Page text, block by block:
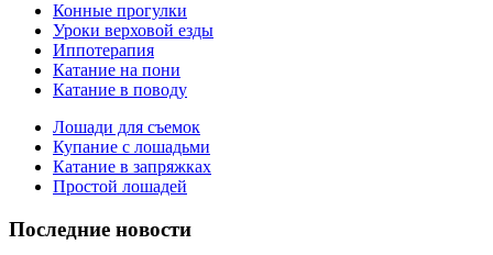
Конные прогулки
Уроки верховой езды
Иппотерапия
Катание на пони
Катание в поводу
Лошади для съемок
Купание с лошадьми
Катание в запряжках
Простой лошадей
Последние новости